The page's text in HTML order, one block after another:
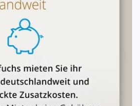
Mietverhältnis haben, als
bilden eine Mietergemeinschaft.
Rechte und Pflichte.
oder Problemen erreichen sie uns
unter folgender
45. Schäden sind sofort zu
sind ausgeschlossen.